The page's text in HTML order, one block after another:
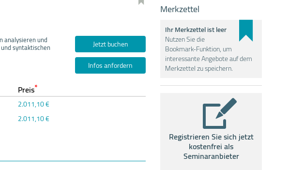
analysieren und
syntaktischen
Jetzt buchen
Infos anfordern
Preis*
2.011,10 €
2.011,10 €
Merkzettel
Ihr Merkzettel ist leer
Nutzen Sie die
Bookmark-Funktion, um
interessante Angebote auf dem
Merkzettel zu speichern.
Registrieren Sie sich jetzt
kostenfrei als
Seminaranbieter